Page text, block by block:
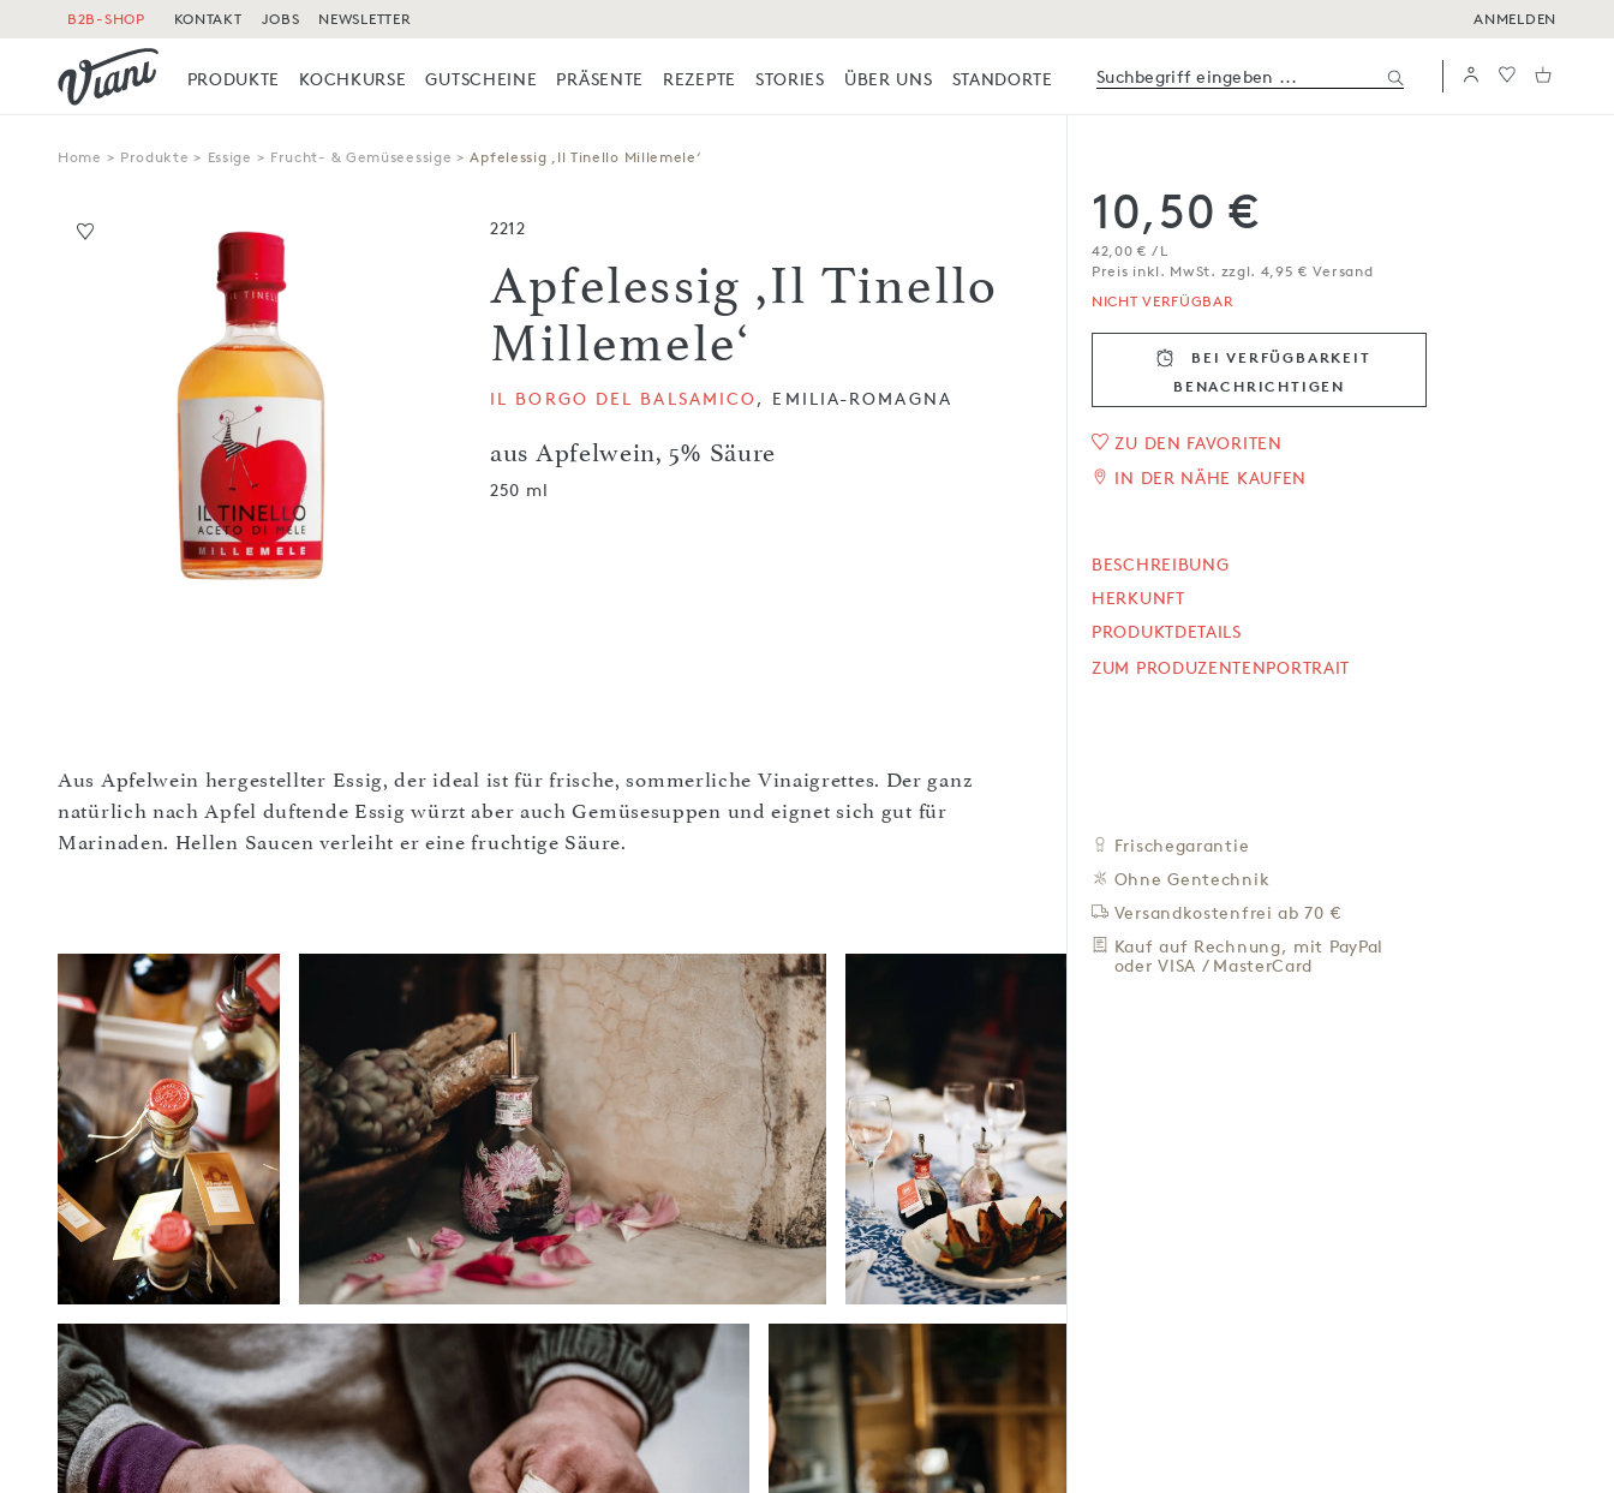
B2B-SHOP KONTAKT JOBS NEWSLETTER ANMELDEN
PRODUKTE KOCHKURSE GUTSCHEINE PRÄSENTE REZEPTE STORIES ÜBER UNS STANDORTE
Home > Produkte > Essige > Frucht- & Gemüseessige >Apfelessig ,Il Tinello Millemele‘
Apfelessig ,Il Tinello
Millemele‘
NICHT VERFÜGBAR
10,50 €
Preis inkl. MwSt. zzgl. 4,95 € Versand
BESCHREIBUNG
HERKUNFT
PRODUKTDETAILS
2212
Apfelessig ,Il Tinello
Millemele‘
aus Apfelwein, 5% Säure
IL BORGO DEL BALSAMICO, EMILIA-ROMAGNA
250 ml
NICHT VERFÜGBAR
10,50 €
42,00 € / L
Preis inkl. MwSt. zzgl. 4,95 € Versand
BEI VERFÜGBARKEIT
BENACHRICH­TIGEN
ZU DEN FAVORITEN
IN DER NÄHE KAUFEN
BESCHREIBUNG
HERKUNFT
PRODUKTDETAILS
ZUM PRODUZENTENPORTRAIT
Frischegarantie
Ohne Gentechnik
Versandkostenfrei ab 70 €
Kauf auf Rechnung, mit PayPal
oder VISA / MasterCard
Aus Apfelwein hergestellter Essig, der ideal ist für frische, sommerliche Vinaigrettes. Der ganz
natürlich nach Apfel duftende Essig würzt aber auch Gemüsesuppen und eignet sich gut für
Marinaden. Hellen Saucen verleiht er eine fruchtige Säure.